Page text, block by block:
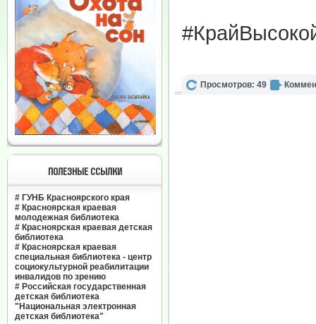
ПОЛЕЗНЫЕ ССЫЛКИ
# ГУНБ Красноярского края
# Красноярская краевая
молодежная библиотека
# Красноярская краевая детская
библиотека
# Красноярская краевая
специальная библиотека - центр
социокультурной реабилитации
инвалидов по зрению
# Российская государственная
детская библиотека
"Национальная электронная
детская библиотека"
Просмотров: 49